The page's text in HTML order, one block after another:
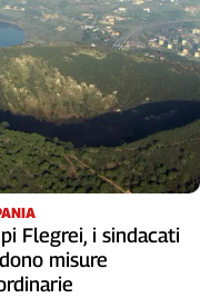
Flegrei, i sindacati
misure